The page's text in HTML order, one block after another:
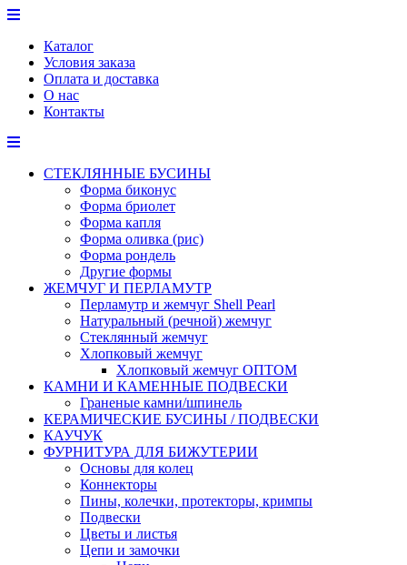
Перейти
содержимому
Каталог
Условия заказа
Оплата и доставка
О нас
Контакты
СТЕКЛЯННЫЕ БУСИНЫ
Форма биконус
Форма бриолет
Форма капля
Форма оливка (рис)
Форма рондель
Другие формы
ЖЕМЧУГ И ПЕРЛАМУТР
Перламутр и жемчуг Shell Pearl
Натуральный (речной) жемчуг
Стеклянный жемчуг
Хлопковый жемчуг
Хлопковый жемчуг ОПТОМ
КАМНИ И КАМЕННЫЕ ПОДВЕСКИ
Граненые камни/шпинель
КЕРАМИЧЕСКИЕ БУСИНЫ / ПОДВЕСКИ
КАУЧУК
ФУРНИТУРА ДЛЯ БИЖУТЕРИИ
Основы для колец
Коннекторы
Пины, колечки, протекторы, кримпы
Подвески
Цветы и листья
Цепи и замочки